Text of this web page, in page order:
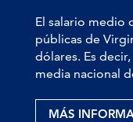
El salario medio
públicas de
dólares. Es decir,
media nacional
MÁS